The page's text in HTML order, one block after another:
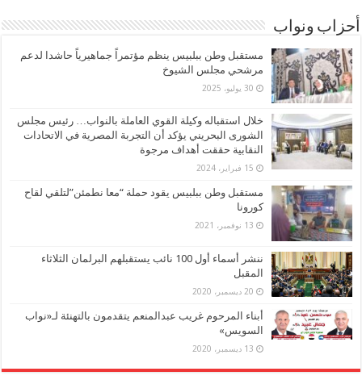
أحزاب ونواب
مستقبل وطن ببلبيس ينظم مؤتمراً جماهيرياً حاشدا لدعم
مرشحي مجلس الشيوخ
30 يوليو، 2025
خلال استقباله وكيلة القوي العاملة بالنواب… رئيس مجلس
الشورى البحريني يؤكد أن التجربة المصرية في الاتحادات
النقابية حققت أهداف مرجوة
15 فبراير، 2024
مستقبل وطن ببلبيس يقود حملة “معا نطمئن”لتلقي لقاح
كورونا
13 نوفمبر، 2021
ننشر أسماء أول 100 نائب يستقبلهم البرلمان الثلاثاء
المقبل
20 ديسمبر، 2020
أبناء المرحوم غريب عبدالمنعم يتقدمون بالتهنئة لـ«نواب
السويس»
13 ديسمبر، 2020